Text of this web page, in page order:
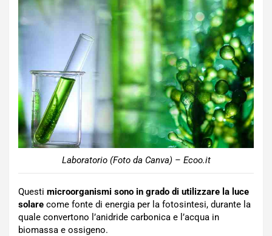
Laboratorio (Foto da Canva) – Ecoo.it
Questi microorganismi sono in grado di utilizzare la luce
solare come fonte di energia per la fotosintesi, durante la
quale convertono l’anidride carbonica e l’acqua in
biomassa e ossigeno.